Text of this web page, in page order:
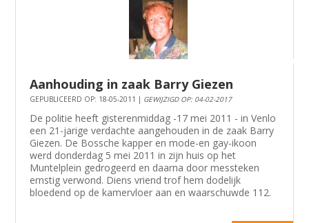
Aanhouding in zaak Barry Giezen
GEPUBLICEERD OP: 18-05-2011 | GEWIJZIGD OP: 04-02-2017
De politie heeft gisterenmiddag -17 mei 2011 - in Venlo
een 21-jarige verdachte aangehouden in de zaak Barry
Giezen. De Bossche kapper en mode-en gay-ikoon
werd donderdag 5 mei 2011 in zijn huis op het
Muntelplein gedrogeerd en daarna door messteken
ernstig verwond. Diens vriend trof hem dodelijk
bloedend op de kamervloer aan en waarschuwde 112.